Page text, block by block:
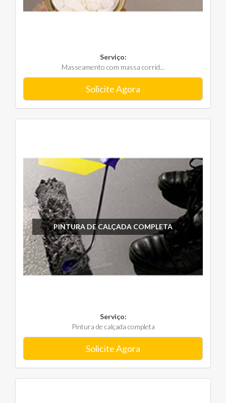
Serviço:
Masseamento com massa corrid...
Solicite Agora
PINTURA DE CALÇADA COMPLETA
Serviço:
Pintura de calçada completa
Solicite Agora